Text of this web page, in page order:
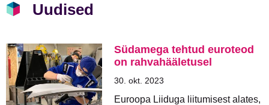
Uudised
Südamega tehtud euroteod
on rahvahääletusel
30. okt. 2023
Euroopa Liiduga liitumisest alates,